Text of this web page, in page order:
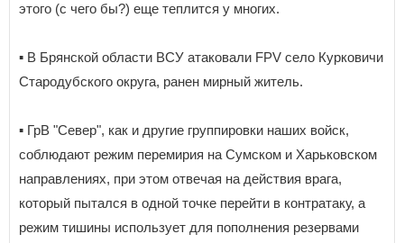
этого (с чего бы?) еще теплится у многих.
▪️ В Брянской области ВСУ атаковали FPV село Курковичи
Стародубского округа, ранен мирный житель.
▪️ ГрВ "Север", как и другие группировки наших войск,
соблюдают режим перемирия на Сумском и Харьковском
направлениях, при этом отвечая на действия врага,
который пытался в одной точке перейти в контратаку, а
режим тишины использует для пополнения резервами